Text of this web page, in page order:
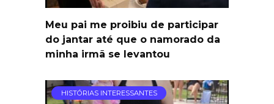
Meu pai me proibiu de participar
do jantar até que o namorado da
minha irmã se levantou
HISTÓRIAS INTERESSANTES